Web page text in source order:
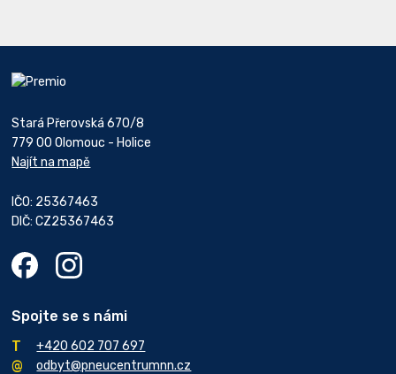
Stará Přerovská 670/8
779 00 Olomouc - Holice
Najít na mapě
IČO: 25367463
DIČ: CZ25367463
Spojte se s námi
+420 602 707 697
odbyt@pneucentrumnn.cz